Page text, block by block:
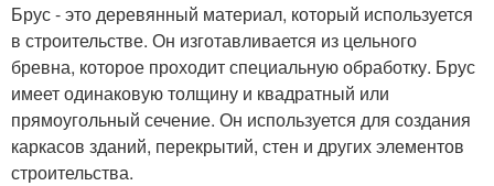
Брус - это деревянный материал, который используется
в строительстве. Он изготавливается из цельного
бревна, которое проходит специальную обработку. Брус
имеет одинаковую толщину и квадратный или
прямоугольный сечение. Он используется для создания
каркасов зданий, перекрытий, стен и других элементов
строительства.